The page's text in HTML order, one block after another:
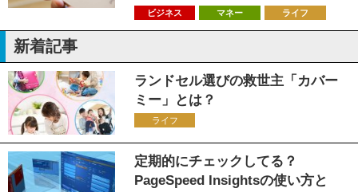
ビジネス マネー ライフ
新着記事
ランドセル選びの救世主「カバー
ミー」とは？
ライフ
定期的にチェックしてる？
PageSpeed Insightsの使い方と